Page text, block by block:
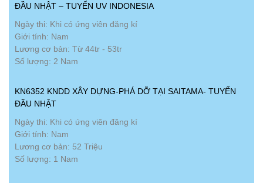
ĐẦU NHẬT – TUYỂN UV INDONESIA
Ngày thi: Khi có ứng viên đăng kí
Giới tính: Nam
Lương cơ bản: Từ 44tr - 53tr
Số lượng: 2 Nam
KN6352 KNDD XÂY DỰNG-PHÁ DỠ TẠI SAITAMA- TUYỂN
ĐẦU NHẬT
Ngày thi: Khi có ứng viên đăng kí
Giới tính: Nam
Lương cơ bản: 52 Triệu
Số lượng: 1 Nam